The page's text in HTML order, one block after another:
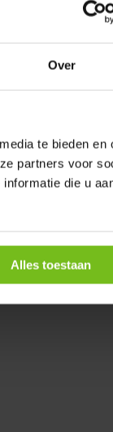
Over
te bieden en
partners voor
die u
Alles toestaan